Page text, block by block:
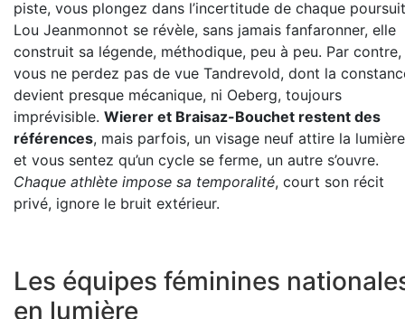
piste, vous plongez dans l’incertitude de chaque
Lou Jeanmonnot se révèle, sans jamais fanfaronner, elle
construit sa légende, méthodique, peu à peu. Par contre,
vous ne perdez pas de vue Tandrevold, dont la
devient presque mécanique, ni Oeberg, toujours
imprévisible. Wierer et Braisaz-Bouchet restent des
références, mais parfois, un visage neuf attire la
et vous sentez qu’un cycle se ferme, un autre s’ouvre.
Chaque athlète impose sa temporalité, court son récit
privé, ignore le bruit extérieur.
Les équipes féminines
en lumière